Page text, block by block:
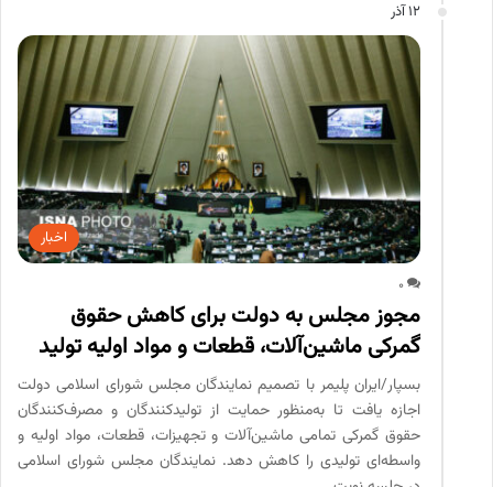
12 آذر
اخبار
0
مجوز مجلس به دولت برای کاهش حقوق
گمرکی ماشین‌آلات، قطعات و مواد اولیه تولید
بسپار/ایران پلیمر با تصمیم نمایندگان مجلس شورای اسلامی دولت
اجازه یافت تا به‌منظور حمایت از تولیدکنندگان و مصرف‌کنندگان
حقوق گمرکی تمامی ماشین‌آلات و تجهیزات، قطعات، مواد اولیه و
واسطه‌ای تولیدی را کاهش دهد. نمایندگان مجلس شورای اسلامی